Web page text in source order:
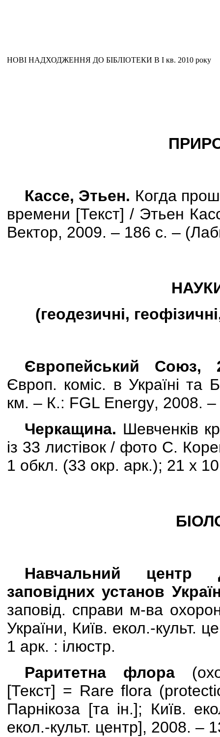
НОВІ НАДХОДЖЕННЯ ДО БІБЛІОТЕКИ В І кв. 2010 року
Кассе, Этьен. Когда
времени [Текст] / Этьен
Вектор, 2009. – 186 с. –
(геодезичні,
Європейський
Європ. коміс. в Україні та
км. – К.: FGL Energy, 2008.
Черкащина. Шевченків
із 33 листівок / фото С.
1 обкл. (33 окр. арк.); 21 х
Навчальний центр
заповідних установ
заповід. справи м-ва
України, Київ. екол.-культ.
1 арк. : ілюстр.
Раритетна флора
[Текст] = Rare flora (
Парнікоза [та ін.]; Київ.
екол.-культ. центр], 2008. –